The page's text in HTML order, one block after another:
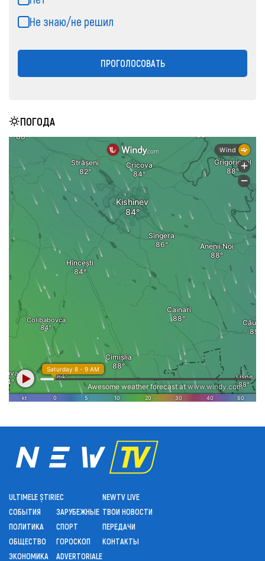
Не знаю/не решил
ПРОГОЛОСОВАТЬ
ПОГОДА
ULTIMELE ȘTIRI
СОБЫТИЯ
ПОЛИТИКА
ОБЩЕСТВО
ЭКОНОМИКА
ЕС
ЗАРУБЕЖНЫЕ
СПОРТ
ГОРОСКОП
ADVERTORIALE
NEWTV LIVE
ТВОИ НОВОСТИ
ПЕРЕДАЧИ
КОНТАКТЫ